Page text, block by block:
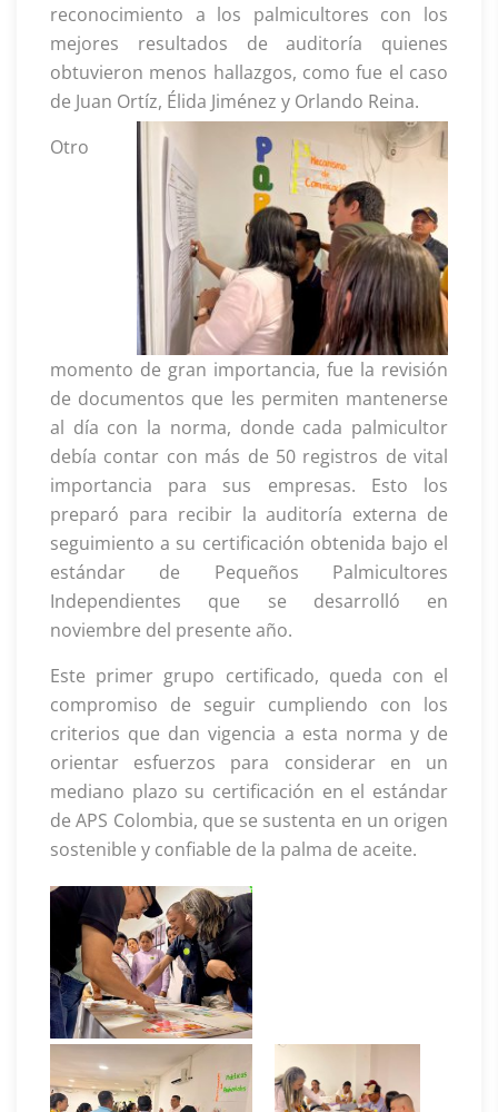
reconocimiento a los palmicultores con los
mejores resultados de auditoría quienes
obtuvieron menos hallazgos, como fue el caso
de Juan Ortíz, Élida Jiménez y Orlando Reina.
Otro
momento de gran importancia, fue la revisión
de documentos que les permiten mantenerse
al día con la norma, donde cada palmicultor
debía contar con más de 50 registros de vital
importancia para sus empresas. Esto los
preparó para recibir la auditoría externa de
seguimiento a su certificación obtenida bajo el
estándar de Pequeños Palmicultores
Independientes que se desarrolló en
noviembre del presente año.
Este primer grupo certificado, queda con el
compromiso de seguir cumpliendo con los
criterios que dan vigencia a esta norma y de
orientar esfuerzos para considerar en un
mediano plazo su certificación en el estándar
de APS Colombia, que se sustenta en un origen
sostenible y confiable de la palma de aceite.